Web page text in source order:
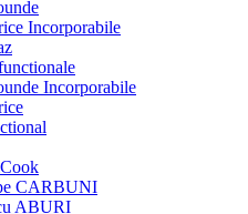
Incorporabile
Incorporabile
CARBUNI
ABURI